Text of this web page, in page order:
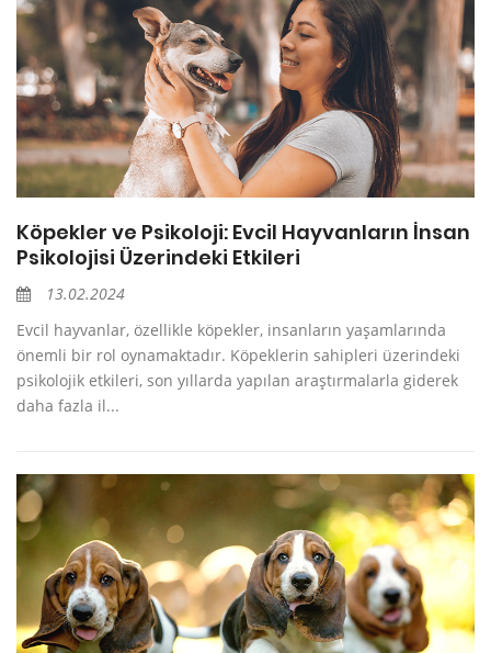
Köpekler ve Psikoloji: Evcil Hayvanların İnsan
Psikolojisi Üzerindeki Etkileri
13.02.2024
Evcil hayvanlar, özellikle köpekler, insanların yaşamlarında
önemli bir rol oynamaktadır. Köpeklerin sahipleri üzerindeki
psikolojik etkileri, son yıllarda yapılan araştırmalarla giderek
daha fazla il...